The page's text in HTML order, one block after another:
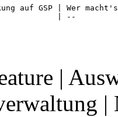
auf GSP | Wer
|
|